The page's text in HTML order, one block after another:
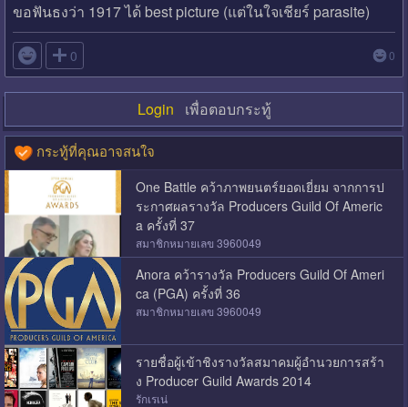
ขอฟันธงว่า 1917 ได้ best picture (แต่ในใจเชียร์ parasite)
 0 0
Login เพื่อตอบกระทู้
กระทู้ที่คุณอาจสนใจ
One Battle คว้าภาพยนตร์ยอดเยี่ยม จากการป
ระกาศผลรางวัล Producers Guild Of Americ
a ครั้งที่ 37
สมาชิกหมายเลข 3960049
Anora คว้ารางวัล Producers Guild Of Ameri
ca (PGA) ครั้งที่ 36
สมาชิกหมายเลข 3960049
รายชื่อผู้เข้าชิงรางวัลสมาคมผู้อำนวยการสร้า
ง Producer Guild Awards 2014
รักเรเน่